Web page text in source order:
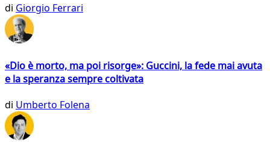
di Giorgio Ferrari
«Dio è morto, ma poi risorge»: Guccini, la fede mai avuta
e la speranza sempre coltivata
di Umberto Folena